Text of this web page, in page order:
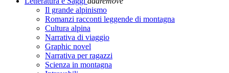
Il grande alpinismo
Romanzi racconti leggende di montagna
Cultura alpina
Narrativa di viaggio
Graphic novel
Narrativa per ragazzi
Scienza in montagna